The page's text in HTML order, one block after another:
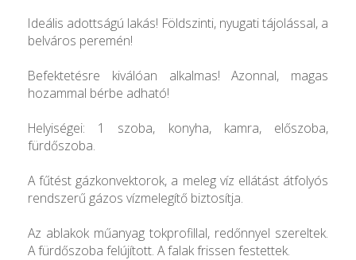
Ideális adottságú lakás! Földszinti, nyugati tájolással, a
belváros peremén!
Befektetésre kiválóan alkalmas! Azonnal, magas
hozammal bérbe adható!
Helyiségei: 1 szoba, konyha, kamra, előszoba,
fürdőszoba.
A fűtést gázkonvektorok, a meleg víz ellátást átfolyós
rendszerű gázos vízmelegítő biztosítja.
Az ablakok műanyag tokprofillal, redőnnyel szereltek.
A fürdőszoba felújított. A falak frissen festettek.